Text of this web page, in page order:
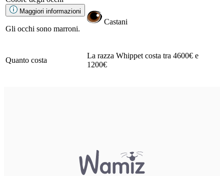
Maggiori informazioni
Gli occhi sono marroni.
Castani
Quanto costa
La razza Whippet costa tra 4600€ e
1200€